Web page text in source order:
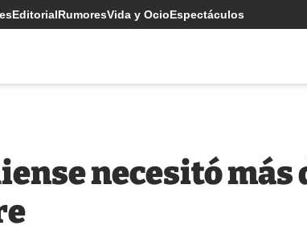
EditorialRumoresVida y OcioEspectáculos
necesitó más